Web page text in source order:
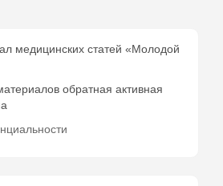
медицинских статей «Молодой
обратная активная